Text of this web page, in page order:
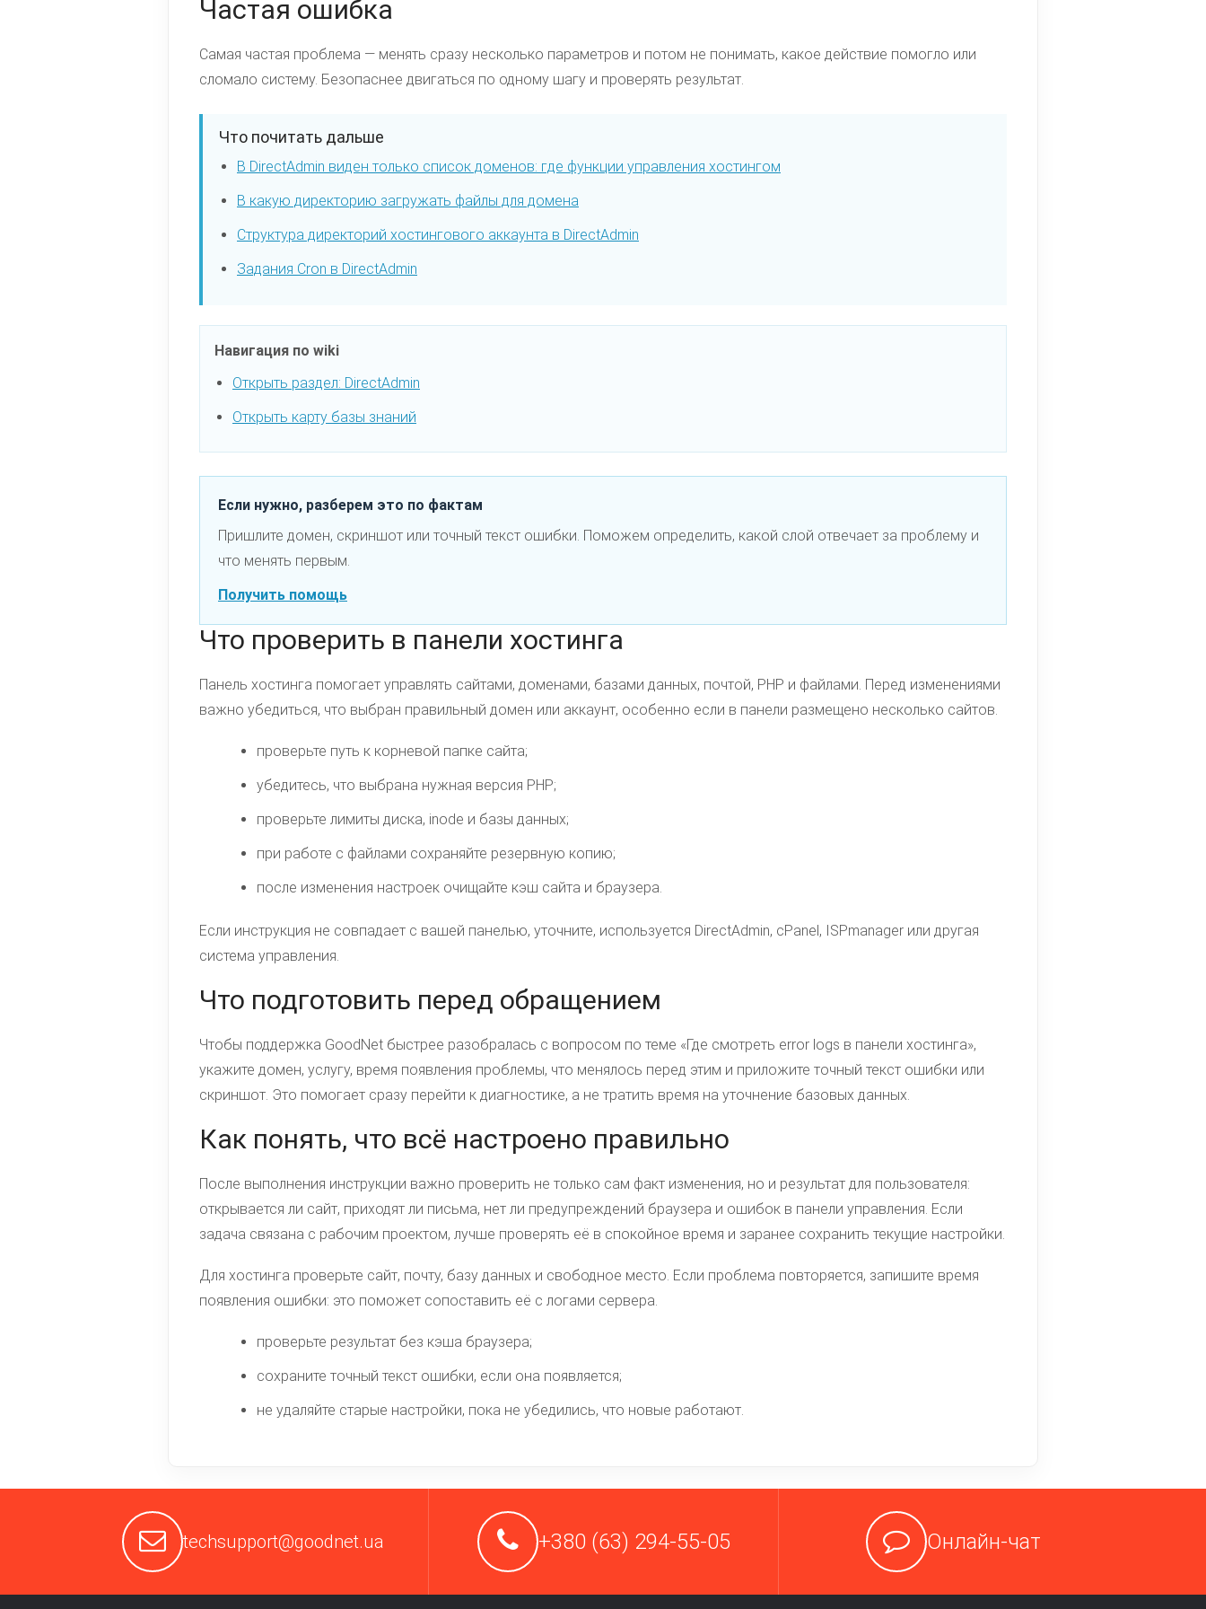
Частая ошибка
Самая частая проблема — менять сразу несколько параметров и потом не понимать, какое действие помогло или
сломало систему. Безопаснее двигаться по одному шагу и проверять результат.
Что почитать дальше
В DirectAdmin виден только список доменов: где функции управления хостингом
В какую директорию загружать файлы для домена
Структура директорий хостингового аккаунта в DirectAdmin
Задания Cron в DirectAdmin
Навигация по wiki
Открыть раздел: DirectAdmin
Открыть карту базы знаний
Если нужно, разберем это по фактам
Пришлите домен, скриншот или точный текст ошибки. Поможем определить, какой слой отвечает за проблему и
что менять первым.
Получить помощь
Что проверить в панели хостинга
Панель хостинга помогает управлять сайтами, доменами, базами данных, почтой, PHP и файлами. Перед изменениями
важно убедиться, что выбран правильный домен или аккаунт, особенно если в панели размещено несколько сайтов.
проверьте путь к корневой папке сайта;
убедитесь, что выбрана нужная версия PHP;
проверьте лимиты диска, inode и базы данных;
при работе с файлами сохраняйте резервную копию;
после изменения настроек очищайте кэш сайта и браузера.
Если инструкция не совпадает с вашей панелью, уточните, используется DirectAdmin, cPanel, ISPmanager или другая
система управления.
Что подготовить перед обращением
Чтобы поддержка GoodNet быстрее разобралась с вопросом по теме «Где смотреть error logs в панели хостинга»,
укажите домен, услугу, время появления проблемы, что менялось перед этим и приложите точный текст ошибки или
скриншот. Это помогает сразу перейти к диагностике, а не тратить время на уточнение базовых данных.
Как понять, что всё настроено правильно
После выполнения инструкции важно проверить не только сам факт изменения, но и результат для пользователя:
открывается ли сайт, приходят ли письма, нет ли предупреждений браузера и ошибок в панели управления. Если
задача связана с рабочим проектом, лучше проверять её в спокойное время и заранее сохранить текущие настройки.
Для хостинга проверьте сайт, почту, базу данных и свободное место. Если проблема повторяется, запишите время
появления ошибки: это поможет сопоставить её с логами сервера.
проверьте результат без кэша браузера;
сохраните точный текст ошибки, если она появляется;
не удаляйте старые настройки, пока не убедились, что новые работают.
techsupport@goodnet.ua +380 (63) 294-55-05 Онлайн-чат